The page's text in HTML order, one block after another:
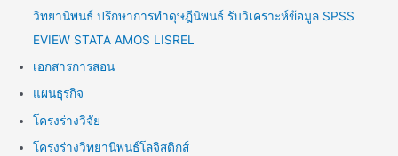
วิทยานิพนธ์ ปรึกษาการทำดุษฎีนิพนธ์ รับวิเคราะห์ข้อมูล SPSS
EVIEW STATA AMOS LISREL
เอกสารการสอน
แผนธุรกิจ
โครงร่างวิจัย
โครงร่างวิทยานิพนธ์โลจิสติกส์